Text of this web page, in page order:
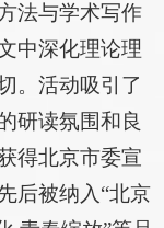
法与学术写作
中深化理论理
。活动吸引了
研读氛围和良
得北京市委宣
后被纳入“北京